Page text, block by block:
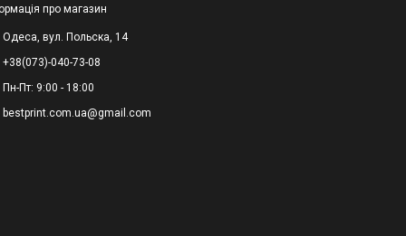
про магазин
Одеса, вул. Польска, 14
+38(073)-040-73-08
Пн-Пт: 9:00 - 18:00
bestprint.com.ua@gmail.com